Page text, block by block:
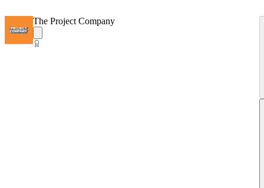
The Project Company